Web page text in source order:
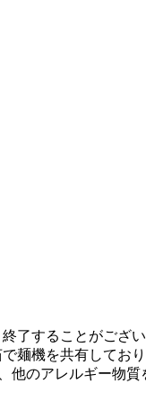
了することがござ
麺機を共有してお
他のアレルギー物